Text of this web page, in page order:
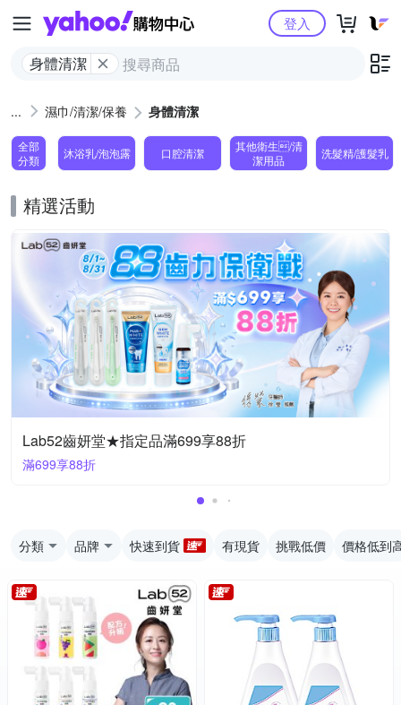
Yahoo購物中心
身體清潔
登入
濕巾/清潔/保養 身體清潔
全部
分類
沐浴乳/泡泡露 口腔清潔
其他衛生/清
潔用品
洗髮精/護髮乳
精選活動
Lab52齒妍堂★指定品滿699享88折
滿699享88折
分類 品牌 快速到貨 有現貨 挑戰低價 價格低到